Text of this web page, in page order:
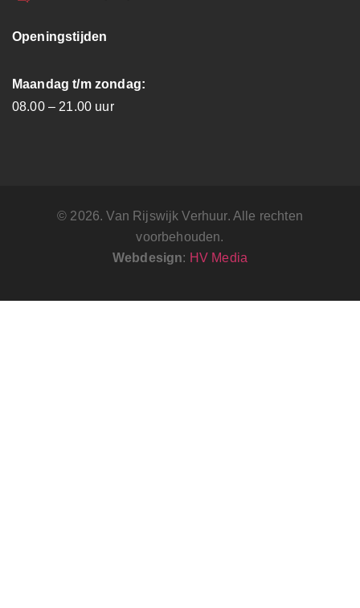
Openingstijden
Maandag t/m zondag:
08.00 – 21.00 uur
© 2026. Van Rijswijk Verhuur. Alle rechten
voorbehouden.
Webdesign: HV Media